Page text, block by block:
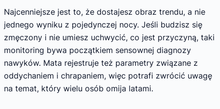
Najcenniejsze jest to, że dostajesz obraz trendu, a nie
jednego wyniku z pojedynczej nocy. Jeśli budzisz się
zmęczony i nie umiesz uchwycić, co jest przyczyną, taki
monitoring bywa początkiem sensownej diagnozy
nawyków. Mata rejestruje też parametry związane z
oddychaniem i chrapaniem, więc potrafi zwrócić uwagę
na temat, który wielu osób omija latami.